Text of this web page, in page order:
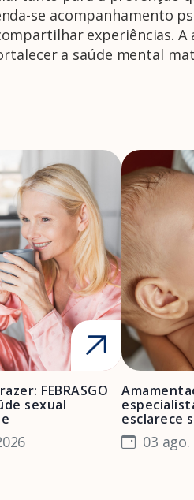
se acompanhamento
experiências.
a saúde mental
FEBRASGO
sexual
esclarece
03